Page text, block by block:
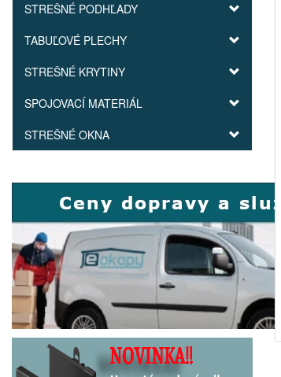
STREŠNÉ PODHĽADY
TABUĽOVÉ PLECHY
STREŠNÉ KRYTINY
SPOJOVACÍ MATERIÁL
STREŠNÉ OKNA